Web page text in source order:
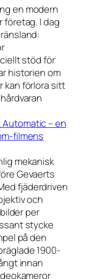
en modern
I dag
stöd för
historien om
kan förlora sitt
Automatic – en
filmens
mekanisk
Gevaerts
fjäderdriven
och
per
stycke
på den
1900-
innan